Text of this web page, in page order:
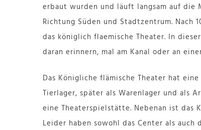
erbaut wurden und läuft langsam auf die
Richtung Süden und Stadtzentrum. Nach
das königlich flaemische Theater. In
daran erinnern, mal am Kanal oder an
Das Königliche flämische Theater hat
Tierlager, später als Warenlager und als
eine Theaterspielstätte. Nebenan ist das
Leider haben sowohl das Center als